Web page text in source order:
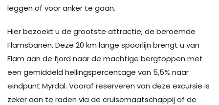
leggen of voor anker te gaan.
Hier bezoekt u de grootste attractie, de beroemde
Flamsbanen. Deze 20 km lange spoorlijn brengt u van
Flam aan de fjord naar de machtige bergtoppen met
een gemiddeld hellingspercentage van 5,5% naar
eindpunt Myrdal. Vooraf reserveren van deze excursie is
zeker aan te raden via de cruisemaatschappij of de